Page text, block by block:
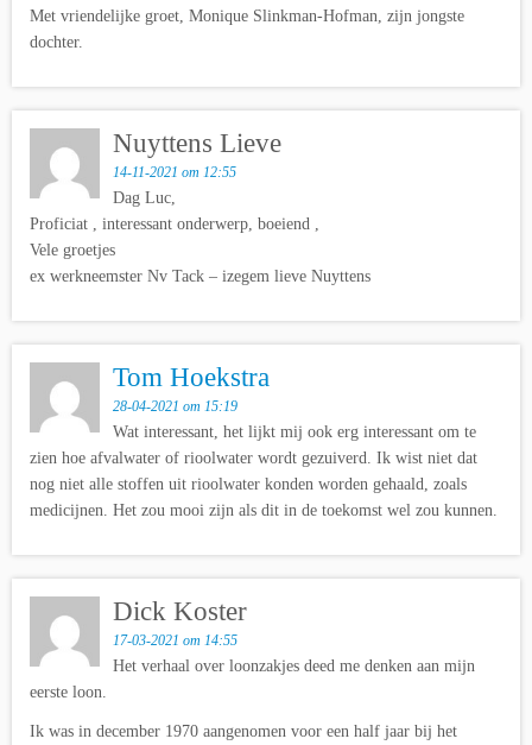
Met vriendelijke groet, Monique Slinkman-Hofman, zijn jongste
dochter.
Nuyttens Lieve
14-11-2021 om 12:55
Dag Luc,
Proficiat , interessant onderwerp, boeiend ,
Vele groetjes
ex werkneemster Nv Tack – izegem lieve Nuyttens
Tom Hoekstra
28-04-2021 om 15:19
Wat interessant, het lijkt mij ook erg interessant om te
zien hoe afvalwater of rioolwater wordt gezuiverd. Ik wist niet dat
nog niet alle stoffen uit rioolwater konden worden gehaald, zoals
medicijnen. Het zou mooi zijn als dit in de toekomst wel zou kunnen.
Dick Koster
17-03-2021 om 14:55
Het verhaal over loonzakjes deed me denken aan mijn
eerste loon.
Ik was in december 1970 aangenomen voor een half jaar bij het